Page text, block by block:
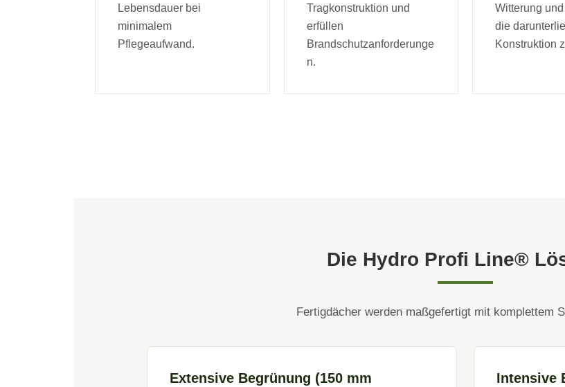
Lebensdauer bei
minimalem
Pflegeaufwand.
Tragkonstruktion und
erfüllen
Brandschutzanforderunge
n.
Witterung
die
Konstruktion
Die Hydro Profi Line®
Fertigdächer werden maßgefertigt mit komplettem
Extensive Begrünung (150 mm
Intensive